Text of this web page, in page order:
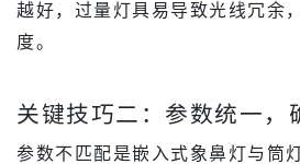
越好，过量灯具易导致光线冗余
度。
关键技巧二：参数统一，
参数不匹配是嵌入式象鼻灯与筒